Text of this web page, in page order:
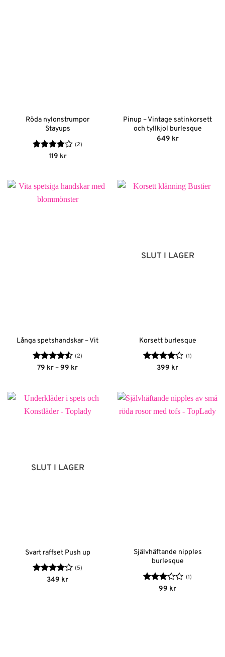
Röda nylonstrumpor
Stayups
Betygsatt
(2)
119 kr
Pinup – Vintage satinkorsett
och tyllkjol burlesque
649 kr
Långa spetshandskar – Vit
Betygsatt
(2)
79 kr–99 krPrisintervall:
SLUT I LAGER
Korsett burlesque
Betygsatt
(1)
399 kr
SLUT I LAGER
Svart raffset Push up
Betygsatt
(5)
349 kr
Självhäftande nipples
burlesque
Betygsatt
(1)
99 kr